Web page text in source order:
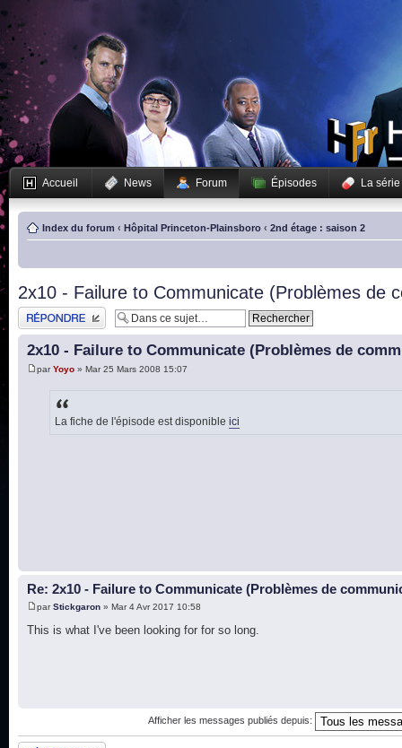
Accueil News Forum Épisodes La série
Index du forum ‹ Hôpital Princeton-Plainsboro ‹ 2nd étage : saison 2
2x10 - Failure to Communicate (Problèmes de
Publier une réponse
2x10 - Failure to Communicate (Problèmes de
parYoyo » Mar 25 Mars 2008 15:07
La fiche de l'épisode est disponible ici
Re: 2x10 - Failure to Communicate (Problèmes de
parStickgaron » Mar 4 Avr 2017 10:58
This is what I've been looking for for so long.
Afficher les messages publiés depuis: